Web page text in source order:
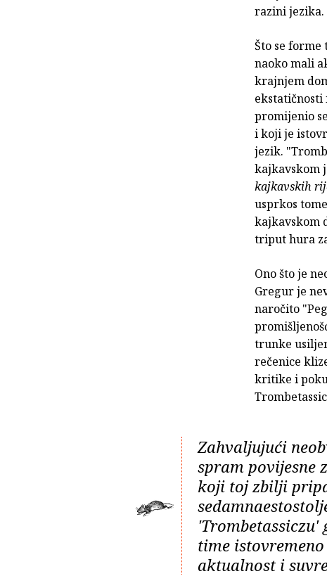
razini jezika.
Što se
naoko mali
krajnjem
promijenio
i koji je
jezik.
kajkavskom
kajkavskih
usprkos
kajkavskom
triput hura
Ono što je
Gregur je
naročito
trunke
rečenice
kritike i
Zahvaljujući
spram povijesne
koji toj zbilji
time
aktualnost i